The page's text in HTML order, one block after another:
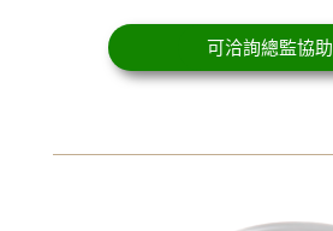
可洽詢總監協助